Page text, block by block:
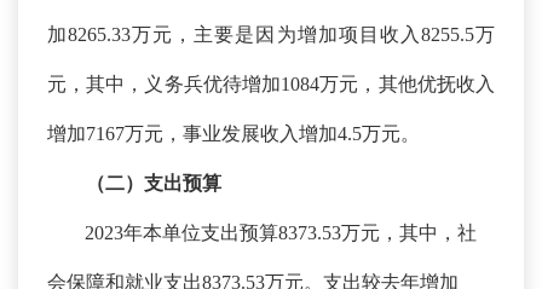
加8265.33万元，主要是因为增加项目收入8255.5万
元，其中，义务兵优待增加1084万元，其他优抚收入
增加7167万元，事业发展收入增加4.5万元。
（二）支出预算
2023年本单位支出预算8373.53万元，其中，社
会保障和就业支出8373.53万元。支出较去年增加